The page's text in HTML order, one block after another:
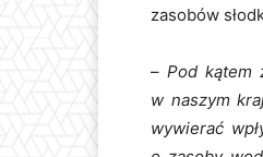
zasobów
– Pod kątem
w naszym
wywierać